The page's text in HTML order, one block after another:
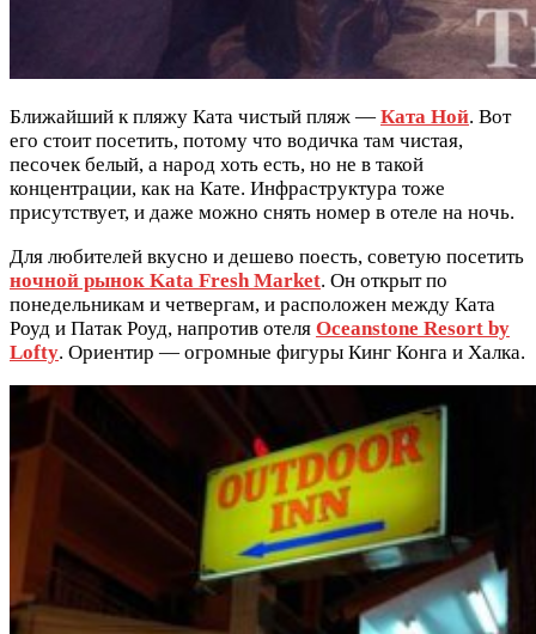
Ближайший к пляжу Ката чистый пляж — Ката Ной. Вот
его стоит посетить, потому что водичка там чистая,
песочек белый, а народ хоть есть, но не в такой
концентрации, как на Кате. Инфраструктура тоже
присутствует, и даже можно снять номер в отеле на ночь.
Для любителей вкусно и дешево поесть, советую посетить
ночной рынок Kata Fresh Market. Он открыт по
понедельникам и четвергам, и расположен между Ката
Роуд и Патак Роуд, напротив отеля Oceanstone Resort by
Lofty. Ориентир — огромные фигуры Кинг Конга и Халка.